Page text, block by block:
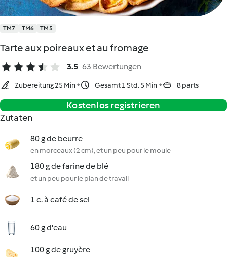
TM7 TM6 TM5
Tarte aux poireaux et au fromage
3.5 63 Bewertungen
Zubereitung 25 Min Gesamt 1 Std. 5 Min 8 parts
Kostenlos registrieren
Zutaten
80 g de beurre
en morceaux (2 cm), et un peu pour le moule
180 g de farine de blé
et un peu pour le plan de travail
1 c. à café de sel
60 g d'eau
100 g de gruyère